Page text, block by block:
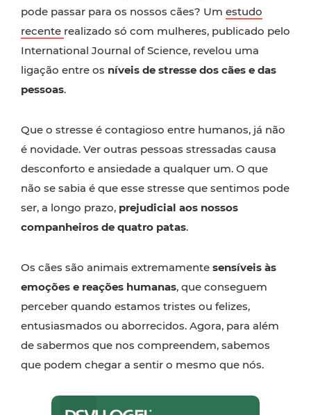
pode passar para os nossos cães? Um estudo
recente realizado só com mulheres, publicado pelo
International Journal of Science, revelou uma
ligação entre os níveis de stresse dos cães e das
pessoas.
Que o stresse é contagioso entre humanos, já não
é novidade. Ver outras pessoas stressadas causa
desconforto e ansiedade a qualquer um. O que
não se sabia é que esse stresse que sentimos pode
ser, a longo prazo, prejudicial aos nossos
companheiros de quatro patas.
Os cães são animais extremamente sensíveis às
emoções e reações humanas, que conseguem
perceber quando estamos tristes ou felizes,
entusiasmados ou aborrecidos. Agora, para além
de sabermos que nos compreendem, sabemos
que podem chegar a sentir o mesmo que nós.